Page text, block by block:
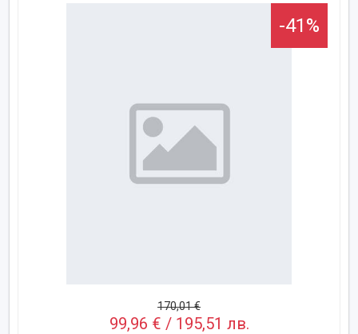
-41%
170,01 €
99,96 € / 195,51 лв.